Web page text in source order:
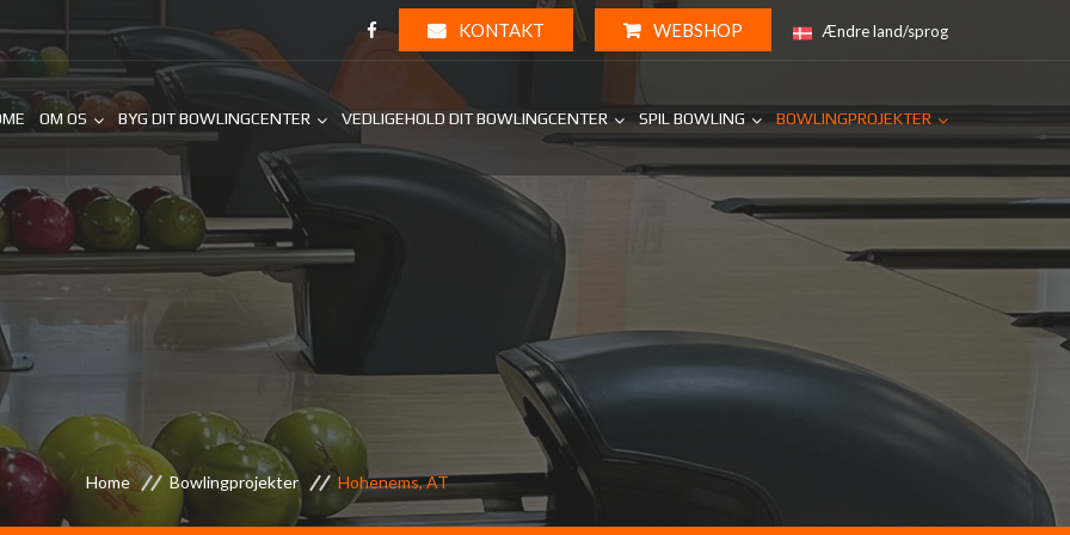
KONTAKT WEBSHOP Ændre land/sprog
OM OS BYG DIT BOWLINGCENTER VEDLIGEHOLD DIT BOWLINGCENTER SPIL BOWLING BOWLINGPROJEKTER
Home Bowlingprojekter Hohenems, AT